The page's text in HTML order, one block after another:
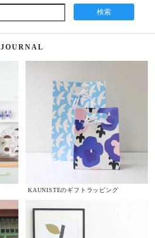
検索
JOURNAL
KAUNISTEのギフトラッピング